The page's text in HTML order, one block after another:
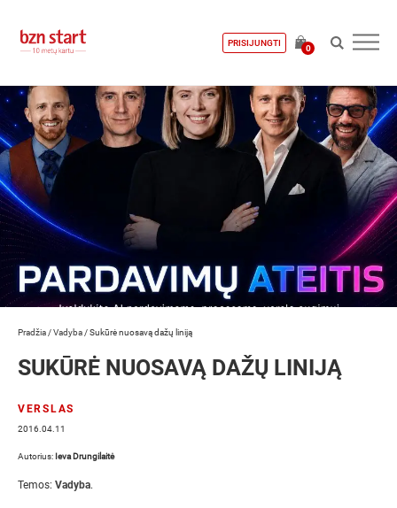
PRISIJUNGTI
0
Pradžia /Vadyba /Sukūrė nuosavą dažų liniją
SUKŪRĖ NUOSAVĄ DAŽŲ LINIJĄ
VERSLAS
2016.04.11
Autorius: Ieva Drungilaitė
Temos: Vadyba.